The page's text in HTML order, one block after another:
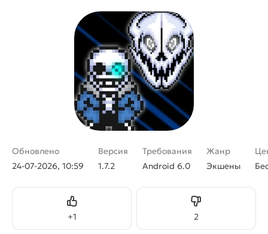
Обновлено
24-07-2026, 10:59
Версия
1.7.2
Требования
Android 6.0
Жанр
Экшены
+1
Нравится 2Не нравится